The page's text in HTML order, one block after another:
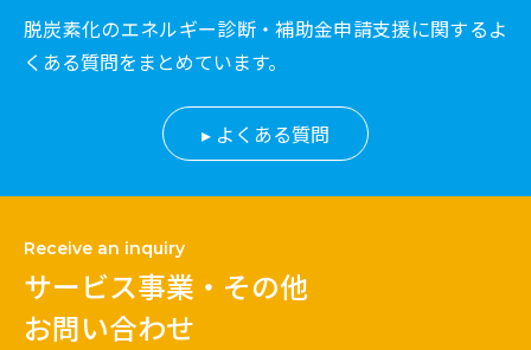
脱炭素化のエネルギー診断・補助金申請支援に関するよ
くある質問をまとめています。
よくある質問
Receive an inquiry
サービス事業・その他
お問い合わせ